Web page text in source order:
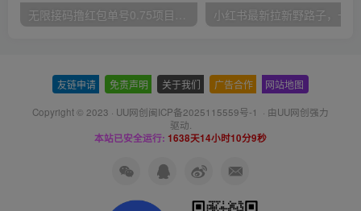
无限接码撸红包单号0.75项目无偿分享给你【揭秘】
友链申请 免责声明 关于我们 广告合作 网站地图
Copyright © 2023 · UU网创闽ICP备2025115559号-1 · 由UU网创强力
驱动.
本站已安全运行: 1638天14小时10分10秒